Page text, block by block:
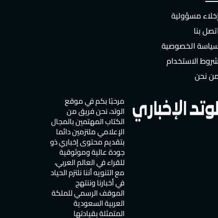
مسؤولية
بنا
الخصوصية
الاستخدام
نحن
مرحبًا بكم في موقع
الوتد، نحن فريق من
الكتاب المهتمين بالمجال
الإعلامي ملتزمين دائما
بتقديم محتوى إخباري ذو
جودة عالية وموثوقية
للقراء في العالم العربي،
مع التنويه أننا نلتزم الحياد
في أخبارنا وننتهج
الموقف الرسمي للملكة
العربية السعودية
المتمثلة بقيادتها